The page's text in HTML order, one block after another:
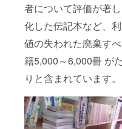
者について評価が著
化した伝記本など、
値の失われた廃棄す
籍5,000～6,000冊 が
りと含まれています。